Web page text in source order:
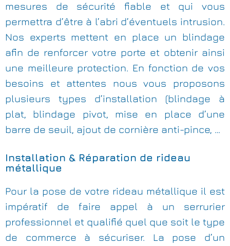
mesures de sécurité fiable et qui vous
permettra d’être à l’abri d’éventuels intrusion.
Nos experts mettent en place un blindage
afin de renforcer votre porte et obtenir ainsi
une meilleure protection. En fonction de vos
besoins et attentes nous vous proposons
plusieurs types d’installation (blindage à
plat, blindage pivot, mise en place d’une
barre de seuil, ajout de cornière anti-pince, …
Installation & Réparation de rideau
métallique
Pour la pose de votre rideau métallique il est
impératif de faire appel à un serrurier
professionnel et qualifié quel que soit le type
de commerce à sécuriser. La pose d’un